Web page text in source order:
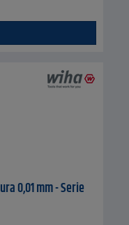
0,01 mm - Serie